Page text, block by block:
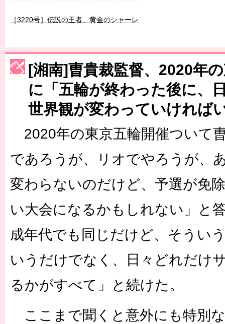
［3220号］伝説の王者、黄金のシャーレ
［3230号］世界一への夢は終わらない
［3223号］一丸。日本出陣
［3222号］史上最大のW杯開幕 注目は「個」
長谷川 アーリアジャスールさんがシンポジウム「気候変動から命
[湘南]曺貴裁監督、2020年
に「五輪が終わった後に、
世界観が変わっていければ
2020年の東京五輪開催ついて
であろうが、リオでやろうが、
変わらないのだけど、予選が免
い大会になるかもしれない」と
成年代でも同じだけど、そうい
いうだけでなく、日々どれだけ
るかがすべて」と続けた。
ここまで聞くと意外にも特別